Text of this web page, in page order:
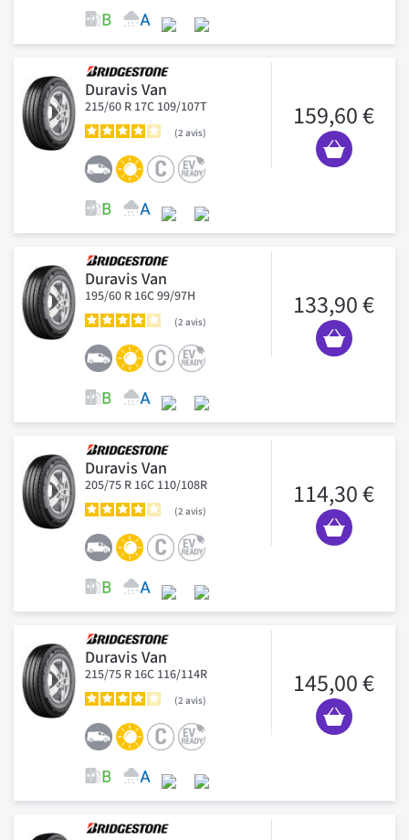
Duravis Van
215/60 R 17C 109/107T
2 avis
159,60 €
Duravis Van
195/60 R 16C 99/97H
2 avis
133,90 €
Duravis Van
205/75 R 16C 110/108R
2 avis
114,30 €
Duravis Van
215/75 R 16C 116/114R
2 avis
145,00 €